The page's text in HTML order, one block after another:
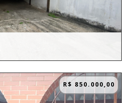
R$ 850.000,00